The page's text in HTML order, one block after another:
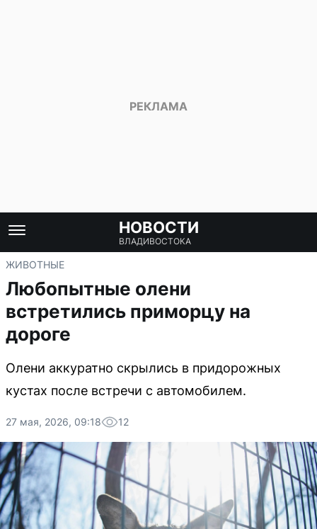
НОВОСТИ
ВЛАДИВОСТОКА
ЖИВОТНЫЕ
Любопытные олени
встретились приморцу на
дороге
Олени аккуратно скрылись в придорожных
кустах после встречи с автомобилем.
27 мая, 2026, 09:18 12